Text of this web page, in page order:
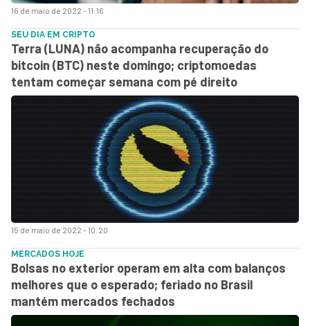
16 de maio de 2022 - 11:16
15 de maio de 2022 - 10:20
SEU DIA EM CRIPTO
Terra (LUNA) não acompanha recuperação do
bitcoin (BTC) neste domingo; criptomoedas
tentam começar semana com pé direito
MERCADOS HOJE
Bolsas no exterior operam em alta com balanços
melhores que o esperado; feriado no Brasil
mantém mercados fechados